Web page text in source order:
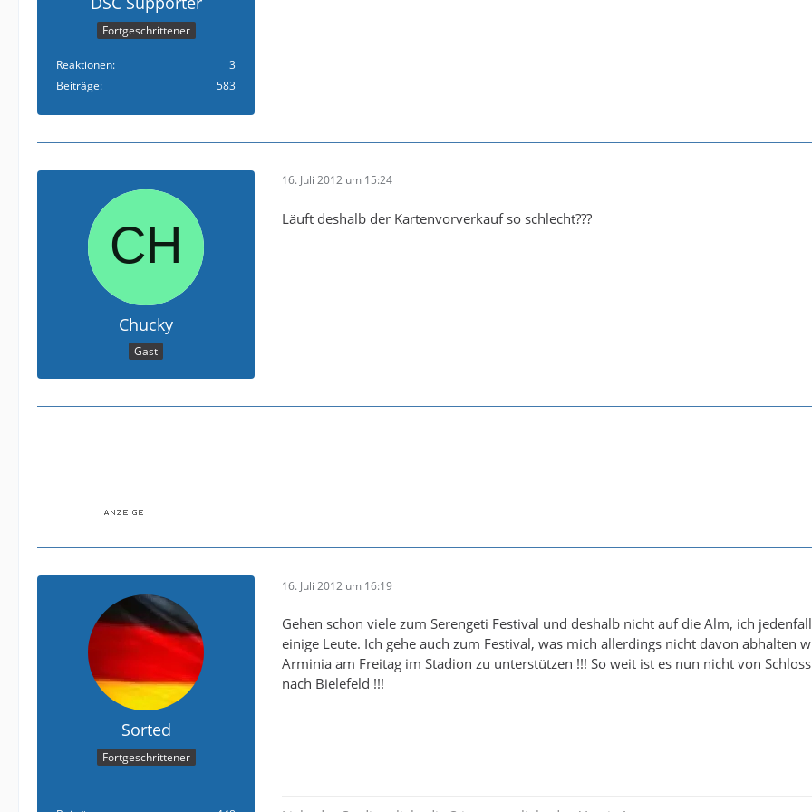
Fortgeschrittener
Reaktionen
3
Beiträge
583
Chucky
Gast
16. Juli 2012 um 15:24
Läuft deshalb der Kartenvorverkauf so schlecht???
Sorted
Fortgeschrittener
16. Juli 2012 um 16:19
Gehen schon viele zum Serengeti Festival und deshalb nicht auf die Alm, ich
einige Leute. Ich gehe auch zum Festival, was mich allerdings nicht davon abhalten
Arminia am Freitag im Stadion zu unterstützen !!! So weit ist es nun nicht von
nach Bielefeld !!!